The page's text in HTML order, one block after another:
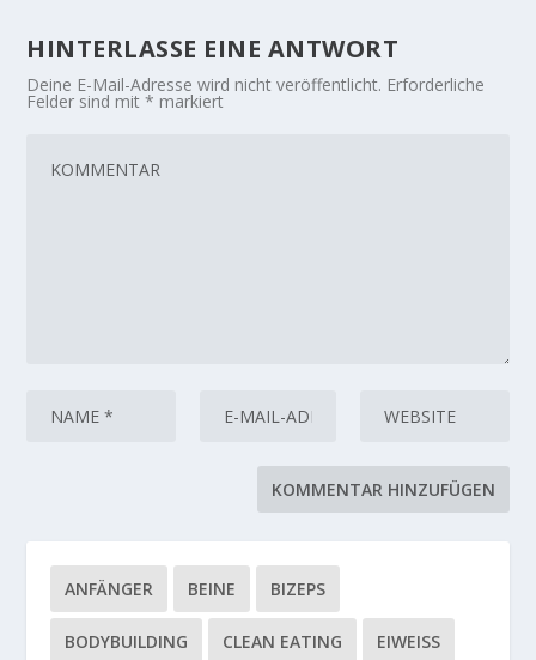
HINTERLASSE EINE ANTWORT
Deine E-Mail-Adresse wird nicht veröffentlicht. Erforderliche
Felder sind mit* markiert
ANFÄNGER BEINE BIZEPS
BODYBUILDING CLEAN EATING EIWEISS